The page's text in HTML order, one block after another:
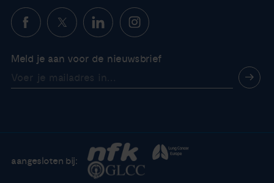
Meld je aan voor de nieuwsbrief
aangesloten bij: